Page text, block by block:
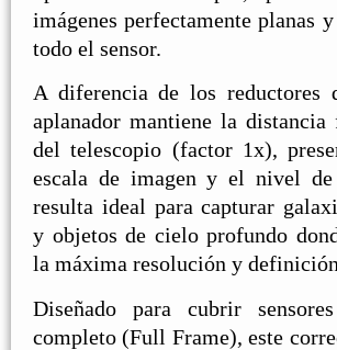
imágenes perfectamente planas
todo el sensor.
A diferencia de los reductores
aplanador mantiene la
del telescopio (factor 1x),
escala de imagen y el nivel
resulta ideal para capturar
y objetos de cielo profundo
la máxima resolución y
Diseñado para cubrir
completo (Full Frame), este